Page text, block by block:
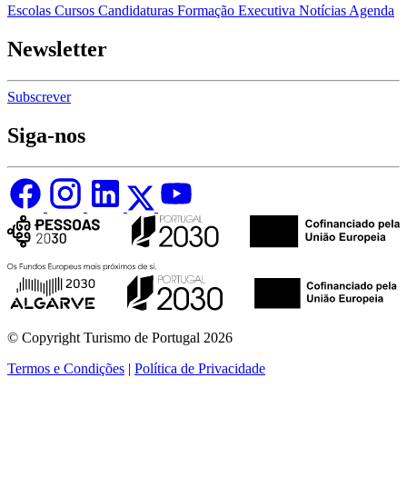
Escolas Cursos Candidaturas Formação Executiva Notícias Agenda
Newsletter
Subscrever
Siga-nos
© Copyright Turismo de Portugal 2026
Termos e Condições | Política de Privacidade